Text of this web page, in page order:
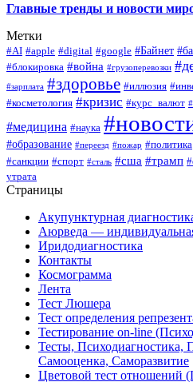
Главные тренды и новости
Метки
#AI #apple #digital #google #Байнет
#блокировка #война #грузоперевозки
#зарплата #здоровье #иллюзия
#косметология #кризис #курс_валют
#медицина #наука
#образование #переезд #пожар #политика
#санкции #спорт #сталь #сша #трамп
утрата
Страницы
Акупунктурная
Аюрведа —
Иридодиагностика
Контакты
Космограмма
Лента
Тест Люшера
Тест определения
Тестирование on-line
Тесты, Психодиагностика,
Самооценка, Саморазвитие
Цветовой тест отношений